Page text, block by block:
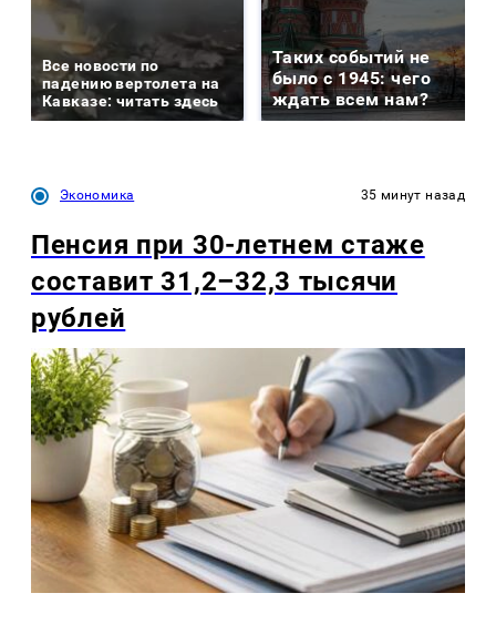
Все новости по
падению вертолета на
Кавказе: читать здесь
Таких событий не
было с 1945: чего
ждать всем нам?
Экономика 35 минут назад
Пенсия при 30-летнем стаже
составит 31,2–32,3 тысячи
рублей